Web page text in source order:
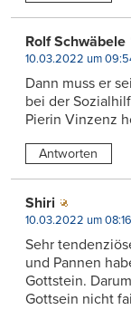
Rolf Schwäbele
10.03.2022 um
Dann muss er
bei der
Pierin Vinzenz
Antworten
Shiri
10.03.2022 um 08:16
Sehr
und Pannen
Gottstein.
Gottsein nicht